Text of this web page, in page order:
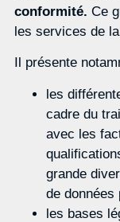
conformité. Ce
les services de
Il présente
les
cadre du
avec les
grande
de données
les bases